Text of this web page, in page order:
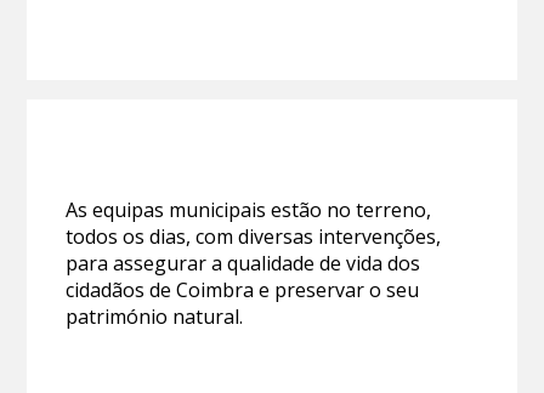
As equipas municipais estão no terreno,
todos os dias, com diversas intervenções,
para assegurar a qualidade de vida dos
cidadãos de Coimbra e preservar o seu
património natural.